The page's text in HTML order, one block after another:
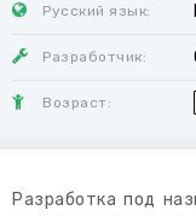
Русский язык:
Разработчик:
Возраст:
Разработка под